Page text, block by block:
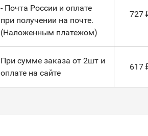
- Почта России и оплате
при получении на почте.
(Наложенным платежом)
727
При сумме заказа от 2шт и
оплате на сайте
617